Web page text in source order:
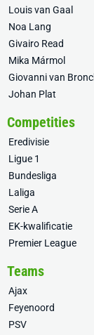
Louis van Gaal
Noa Lang
Givairo Read
Mika Mármol
Giovanni van
Johan Plat
Competities
Eredivisie
Ligue 1
Bundesliga
Laliga
Serie A
EK-kwalificatie
Premier League
Teams
Ajax
Feyenoord
PSV